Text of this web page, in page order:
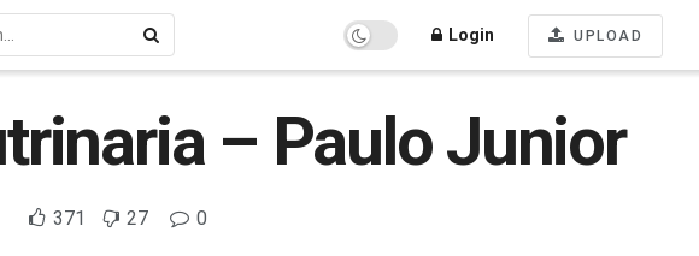
Login UPLOAD
– Paulo Junior
371 27 0